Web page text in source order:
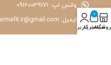
واتس اپ: 09120039171
ایمیل: pharmafit.ir@gmail.com
0
سبد خرید
حساب کاربری من